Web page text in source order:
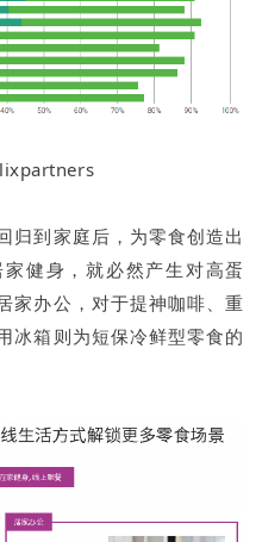
归到家庭后，为零食创造出
健身，就必然产生对高蛋
家办公，对于提神咖啡、重
冰箱则为短保冷鲜型零食的